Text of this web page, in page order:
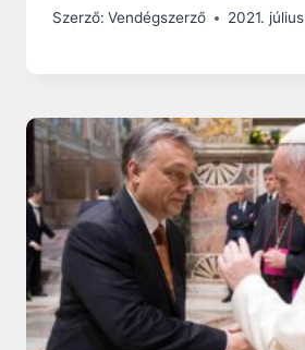
Szerző: Vendégszerző 2021.